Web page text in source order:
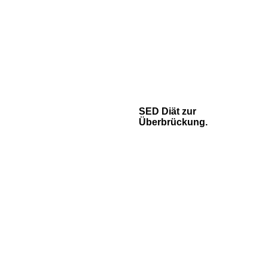
SED Diät zur
Überbrückung.